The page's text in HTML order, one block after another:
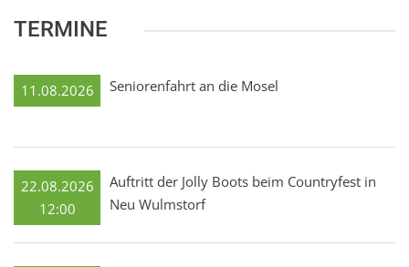
TERMINE
11.08.2026 Seniorenfahrt an die Mosel
22.08.2026
12:00
Auftritt der Jolly Boots beim Countryfest in
Neu Wulmstorf